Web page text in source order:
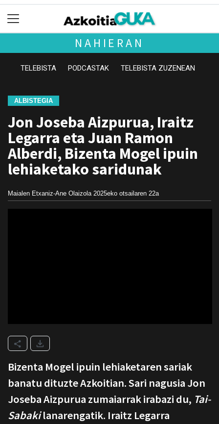
NAHIERAN
TELEBISTA PODCASTAK TELEBISTA ZUZENEAN
ALBISTEGIA
Jon Joseba Aizpurua, Iraitz
Legarra eta Juan Ramon
Alberdi, Bizenta Mogel ipuin
lehiaketako saridunak
Maialen Etxaniz-Ane Olaizola 2025eko otsailaren 22a
Bizenta Mogel ipuin lehiaketaren sariak
banatu dituzte Azkoitian. Sari nagusia Jon
Joseba Aizpurua zumaiarrak irabazi du, Tai-
Sabakilanarengatik. Iraitz Legarra